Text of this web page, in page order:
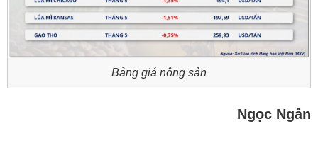
Bảng giá nông sản
Ngọc Ngân